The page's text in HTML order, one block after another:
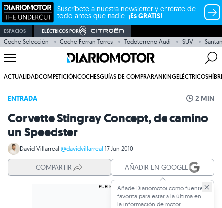
Suscríbete a nuestra newsletter y entérate de
todo antes que nadie. ¡Es GRATIS!
ESPACIOS ELÉCTRICOS POR
Coche Selección Coche Ferran Torres Todoterreno Audi SUV
ACTUALIDADCOMPETICIÓNCOCHESGUÍAS DE COMPRARANKINGELÉCTRICOS
ENTRADA 2 MIN
Corvette Stingray Concept, de camino
un Speedster
David Villarreal|@davidvillarreal|17 Jun 2010
COMPARTIR AÑADIR EN GOOGLE
Añade Diariomotor como fuente
favorita para estar a la última en
la información de motor.